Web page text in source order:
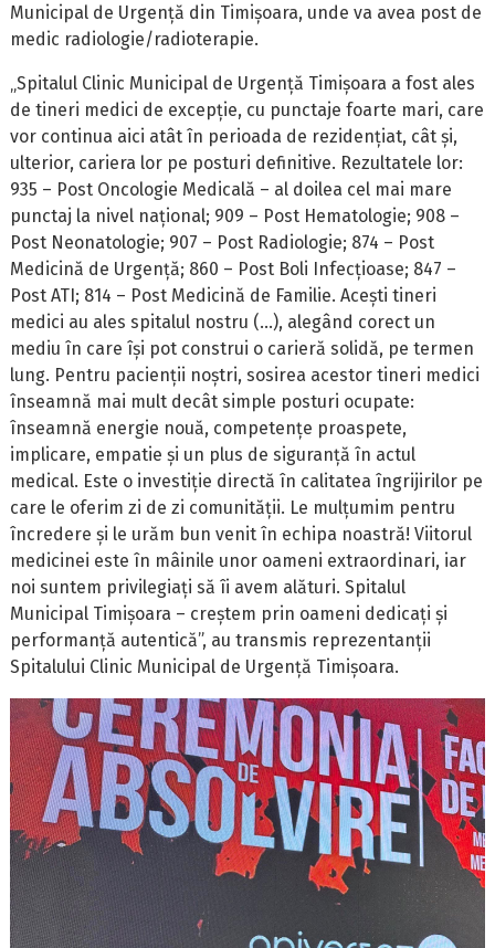
Municipal de Urgență din Timișoara, unde va avea post de
medic radiologie/radioterapie.
„Spitalul Clinic Municipal de Urgență Timișoara a fost ales
de tineri medici de excepție, cu punctaje foarte mari, care
vor continua aici atât în perioada de rezidențiat, cât și,
ulterior, cariera lor pe posturi definitive. Rezultatele lor:
935 – Post Oncologie Medicală – al doilea cel mai mare
punctaj la nivel național; 909 – Post Hematologie; 908 –
Post Neonatologie; 907 – Post Radiologie; 874 – Post
Medicină de Urgență; 860 – Post Boli Infecțioase; 847 –
Post ATI; 814 – Post Medicină de Familie. Acești tineri
medici au ales spitalul nostru (…), alegând corect un
mediu în care își pot construi o carieră solidă, pe termen
lung. Pentru pacienții noștri, sosirea acestor tineri medici
înseamnă mai mult decât simple posturi ocupate:
înseamnă energie nouă, competențe proaspete,
implicare, empatie și un plus de siguranță în actul
medical. Este o investiție directă în calitatea îngrijirilor pe
care le oferim zi de zi comunității. Le mulțumim pentru
încredere și le urăm bun venit în echipa noastră! Viitorul
medicinei este în mâinile unor oameni extraordinari, iar
noi suntem privilegiați să îi avem alături. Spitalul
Municipal Timișoara – creștem prin oameni dedicați și
performanță autentică”, au transmis reprezentanții
Spitalului Clinic Municipal de Urgență Timișoara.